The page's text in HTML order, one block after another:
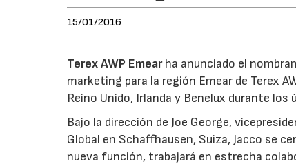
15/01/2016
Terex AWP Emearha anunciado el
marketing para la región Emear de Terex
Reino Unido, Irlanda y Benelux durante los
Bajo la dirección de Joe George,
Global en Schaffhausen, Suiza, Jacco se
nueva función, trabajará en estrecha